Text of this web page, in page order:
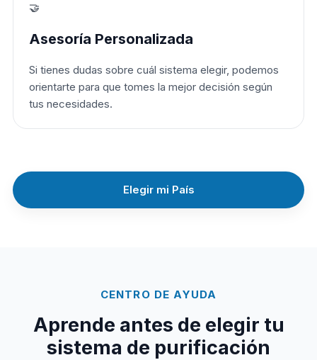
🤝
Asesoría Personalizada
Si tienes dudas sobre cuál sistema elegir, podemos
orientarte para que tomes la mejor decisión según
tus necesidades.
Elegir mi País
CENTRO DE AYUDA
Aprende antes de elegir tu
sistema de purificación